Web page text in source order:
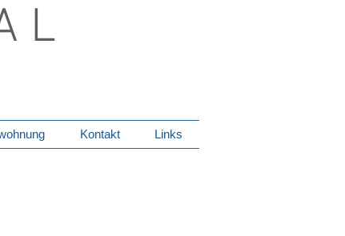
L
Kontakt Links